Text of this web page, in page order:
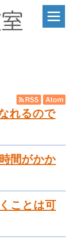
れるので
間がかか
ことは可